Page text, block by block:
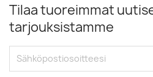
Tilaa tuoreimmat
tarjouksistamme